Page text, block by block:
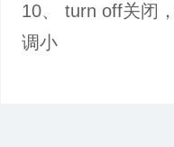
10、 turn off关闭
调小